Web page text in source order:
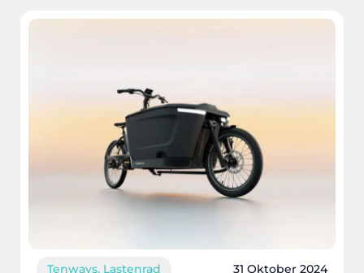
Tenways, Lastenrad 31 Oktober 2024